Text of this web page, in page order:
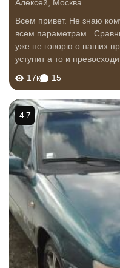
Алексей
Москва
Всем привет. Не знаю
всем параметрам .
уже не говорю о наших
уступит а то и
17к 15
4.7